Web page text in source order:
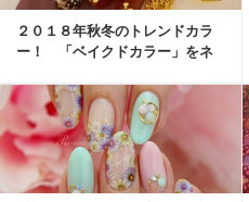
２０１８年秋冬のトレンドカラ
ー！ 「ベイクドカラー」をネ